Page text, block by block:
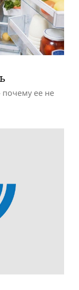
почему ее не